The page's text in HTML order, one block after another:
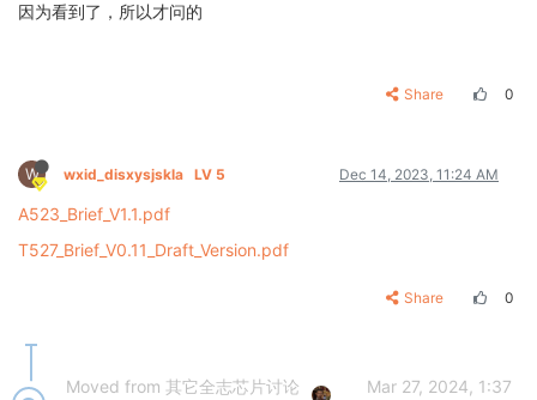
因为看到了，所以才问的
Share 0
W wxid_disxysjskla LV 5 Dec 14, 2023, 11:24 AM
A523_Brief_V1.1.pdf
T527_Brief_V0.11_Draft_Version.pdf
Share 0
Moved from 其它全志芯片讨论 Mar 27, 2024, 1:37